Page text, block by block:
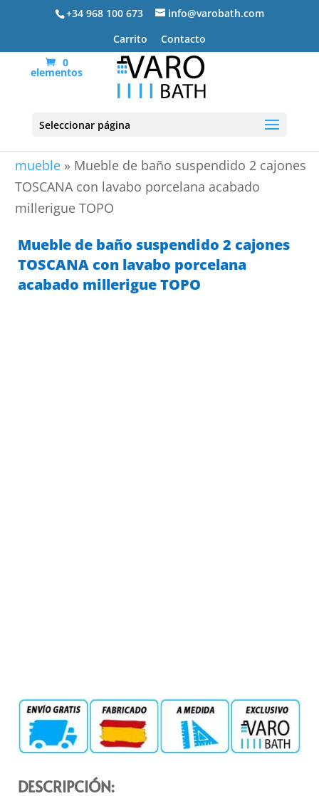
+34 968 100 673
info@varobath.com
Carrito
Contacto
0
elementos
Seleccionar página
mueble » Mueble de baño suspendido 2 cajones
TOSCANA con lavabo porcelana acabado
millerigue TOPO
Mueble de baño suspendido 2 cajones
TOSCANA con lavabo porcelana
acabado millerigue TOPO
DESCRIPCIÓN: